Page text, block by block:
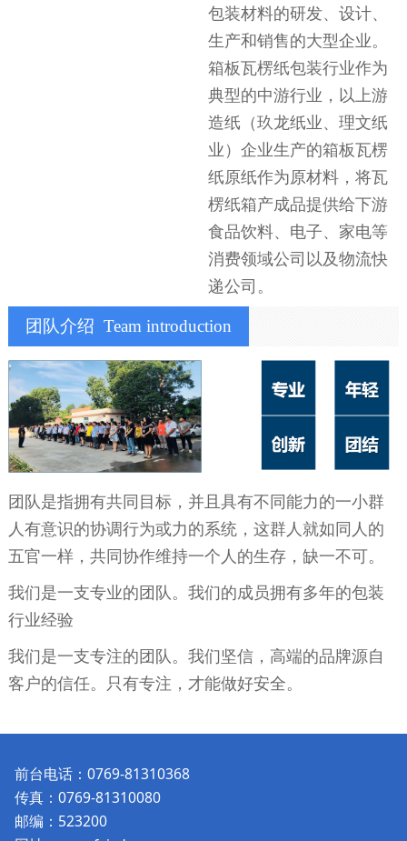
包装材料的研发、设计、
生产和销售的大型企业。
箱板瓦楞纸包装行业作为
典型的中游行业，以上游
造纸（玖龙纸业、理文纸
业）企业生产的箱板瓦楞
纸原纸作为原材料，将瓦
楞纸箱产成品提供给下游
食品饮料、电子、家电等
消费领域公司以及物流快
递公司。
团队介绍 Team introduction
团队是指拥有共同目标，并且具有不同能力的一小群
人有意识的协调行为或力的系统，这群人就如同人的
五官一样，共同协作维持一个人的生存，缺一不可。
我们是一支专业的团队。我们的成员拥有多年的包装
行业经验
我们是一支专注的团队。我们坚信，高端的品牌源自
客户的信任。只有专注，才能做好安全。
前台电话：0769-81310368
传真：0769-81310080
邮编：523200